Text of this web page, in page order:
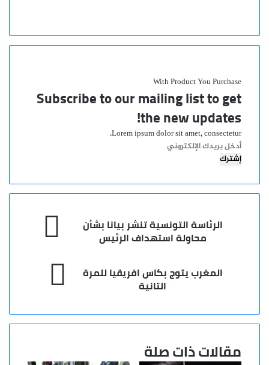
With Product You Purchase
Subscribe to our mailing list to get
the new updates!
Lorem ipsum dolor sit amet, consectetur.
أدخل
بريدك
التونسية
محاولة
الرئاسة التونسية تنشر بيانا بشأن
محاولة استهداف الرئيس
للمرة
التانية
المغرب يتوج بكاس افريقيا للمرة
التانية
مقالات ذات صلة